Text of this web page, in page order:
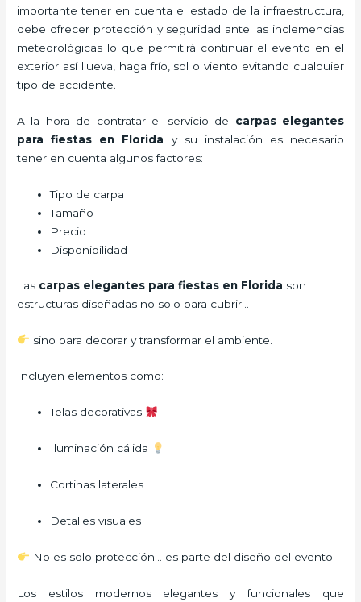
importante tener en cuenta el estado de la infraestructura,
debe ofrecer protección y seguridad ante las inclemencias
meteorológicas lo que permitirá continuar el evento en el
exterior así llueva, haga frío, sol o viento evitando cualquier
tipo de accidente.
A la hora de contratar el servicio de carpas elegantes
para fiestas en Florida y su instalación es necesario
tener en cuenta algunos factores:
Tipo de carpa
Tamaño
Precio
Disponibilidad
Las carpas elegantes para fiestas en Florida son
estructuras diseñadas no solo para cubrir…
sino para decorar y transformar el ambiente.
Incluyen elementos como:
Telas decorativas
Iluminación cálida
Cortinas laterales
Detalles visuales
No es solo protección… es parte del diseño del evento.
Los estilos modernos elegantes y funcionales que